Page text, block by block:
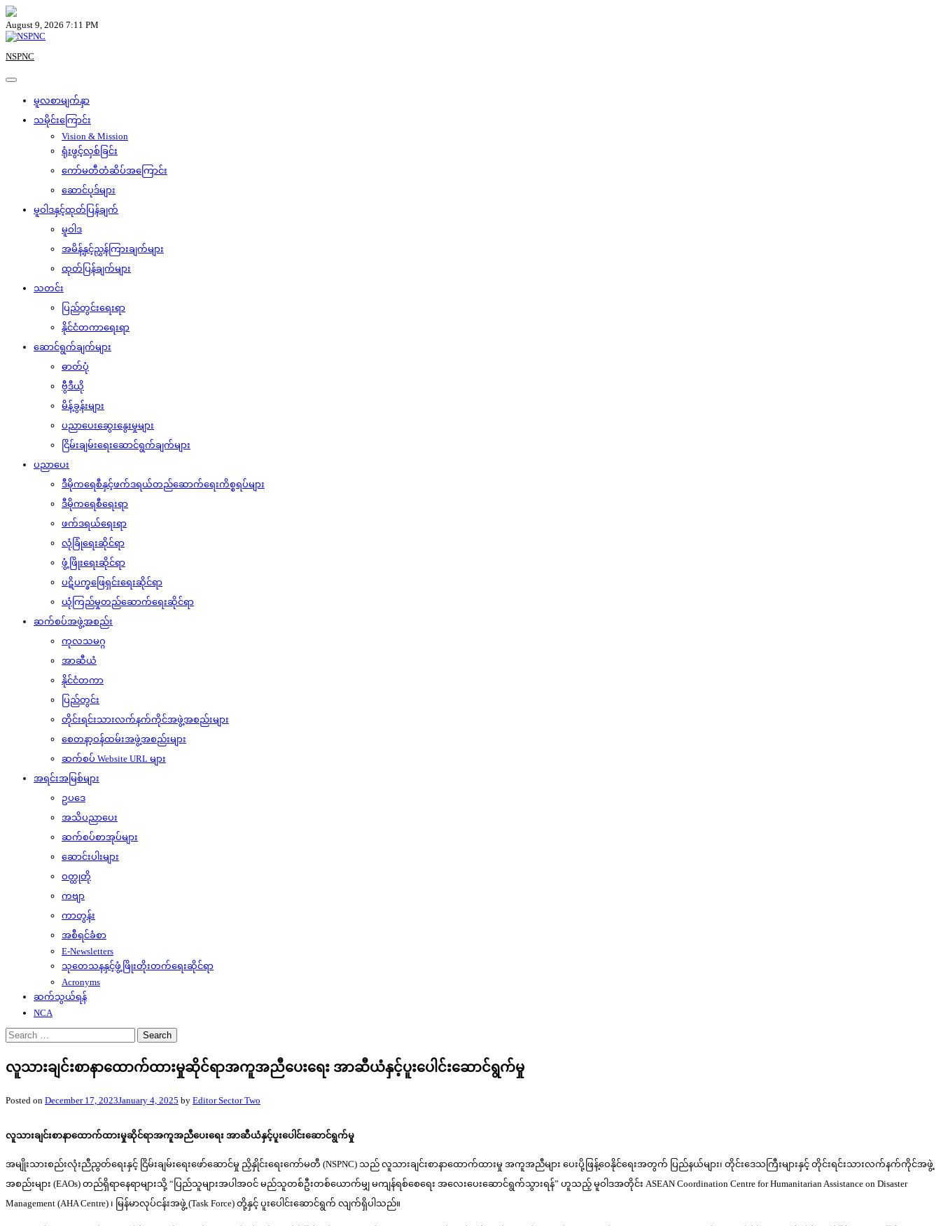
Skip
to
content
August 9, 2026 7:11 PM
NSPNC
မူလစာမျက်နှာ
သမိုင်းကြောင်း
Vision & Mission
ရုံးဖွင့်လှစ်ခြင်း
ကော်မတီတံဆိပ်အကြောင်း
ဆောင်ပုဒ်များ
မူဝါဒနှင့်ထုတ်ပြန်ချက်
မူဝါဒ
အမိန့်နှင့်ညွှန်ကြားချက်များ
ထုတ်ပြန်ချက်များ
သတင်း
ပြည်တွင်းရေးရာ
နိုင်ငံတကာရေးရာ
ဆောင်ရွက်ချက်များ
ဓာတ်ပုံ
ဗွီဒီယို
မိန့်ခွန်းများ
ပညာပေးဆွေးနွေးမှုများ
ငြိမ်းချမ်းရေးဆောင်ရွက်ချက်များ
ပညာပေး
ဒီမိုကရေစီနှင့်ဖက်ဒရယ်တည်ဆောက်‌ရေးကိစ္စရပ်များ
ဒီမိုကရေစီရေးရာ
ဖက်ဒရယ်ရေးရာ
လုံခြုံရေးဆိုင်ရာ
ဖွံ့ဖြိုးရေးဆိုင်ရာ
ပဋိပက္ခဖြေရှင်းရေးဆိုင်ရာ
ယုံကြည်မှုတည်ဆောက်ရေးဆိုင်ရာ
ဆက်စပ်အဖွဲ့အစည်း
ကုလသမဂ္ဂ
အာဆီယံ
နိုင်ငံတကာ
ပြည်တွင်း
တိုင်းရင်းသားလက်နက်ကိုင်အဖွဲ့အစည်းများ
စေတနာ့ဝန်ထမ်းအဖွဲ့အစည်းများ
ဆက်စပ် Website URL များ
အရင်းအမြစ်များ
ဥပဒေ
အသိပညာပေး
ဆက်စပ်စာအုပ်များ
ဆောင်းပါးများ
ဝတ္ထုတို
ကဗျာ
ကာတွန်း
အစီရင်ခံစာ
E-Newsletters
သုတေသနနှင့်ဖွံ့ဖြိုးတိုးတက်ရေးဆိုင်ရာ
Acronyms
ဆက်သွယ်ရန်
NCA
Search
for:
လူသားချင်းစာနာထောက်ထားမှုဆိုင်ရာအကူအညီပေးရေး အာဆီယံနှင့်ပူးပေါင်းဆောင်ရွက်မှု
Posted on December 17, 2023January 4, 2025 by Editor Sector Two
လူသားချင်းစာနာထောက်ထားမှုဆိုင်ရာအကူအညီပေးရေး အာဆီယံနှင့်ပူးပေါင်းဆောင်ရွက်မှု
အမျိုးသားစည်းလုံးညီညွတ်ရေးနှင့် ငြိမ်းချမ်းရေးဖော်ဆောင်မှု ညှိနှိုင်းရေးကော်မတီ (NSPNC) သည် လူသားချင်းစာနာထောက်ထားမှု အကူအညီများ ပေးပို့ဖြန့်ဝေနိုင်ရေးအတွက် ပြည်နယ်များ၊ တိုင်းဒေသကြီးများနှင့် တိုင်းရင်းသားလက်နက်ကိုင်အဖွဲ့
အစည်းများ (EAOs) တည်ရှိရာနေရာများသို့ “ပြည်သူများအပါအဝင် မည်သူတစ်ဦးတစ်ယောက်မျှ မကျန်ရစ်စေရေး အလေးပေးဆောင်ရွက်သွားရန်” ဟူသည့် မူဝါဒအတိုင်း ASEAN Coordination Centre for Humanitarian Assistance on Disaster
Management (AHA Centre) ၊ မြန်မာလုပ်ငန်းအဖွဲ့ (Task Force) တို့နှင့် ပူးပေါင်းဆောင်ရွက် လျက်ရှိပါသည်။